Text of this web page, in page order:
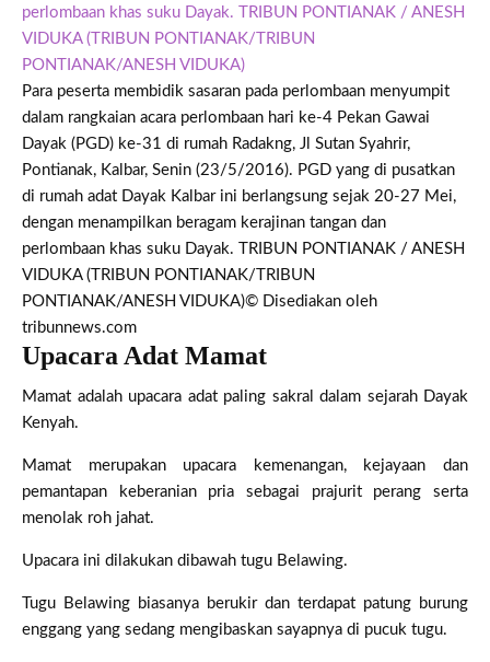
Para peserta membidik sasaran pada perlombaan menyumpit
dalam rangkaian acara perlombaan hari ke-4 Pekan Gawai
Dayak (PGD) ke-31 di rumah Radakng, Jl Sutan Syahrir,
Pontianak, Kalbar, Senin (23/5/2016). PGD yang di pusatkan
di rumah adat Dayak Kalbar ini berlangsung sejak 20-27 Mei,
dengan menampilkan beragam kerajinan tangan dan
perlombaan khas suku Dayak. TRIBUN PONTIANAK / ANESH
VIDUKA (TRIBUN PONTIANAK/TRIBUN
PONTIANAK/ANESH VIDUKA)© Disediakan oleh
tribunnews.com
Upacara Adat Mamat
Mamat adalah upacara adat paling sakral dalam sejarah Dayak
Kenyah.
Mamat merupakan upacara kemenangan, kejayaan dan
pemantapan keberanian pria sebagai prajurit perang serta
menolak roh jahat.
Upacara ini dilakukan dibawah tugu Belawing.
Tugu Belawing biasanya berukir dan terdapat patung burung
enggang yang sedang mengibaskan sayapnya di pucuk tugu.